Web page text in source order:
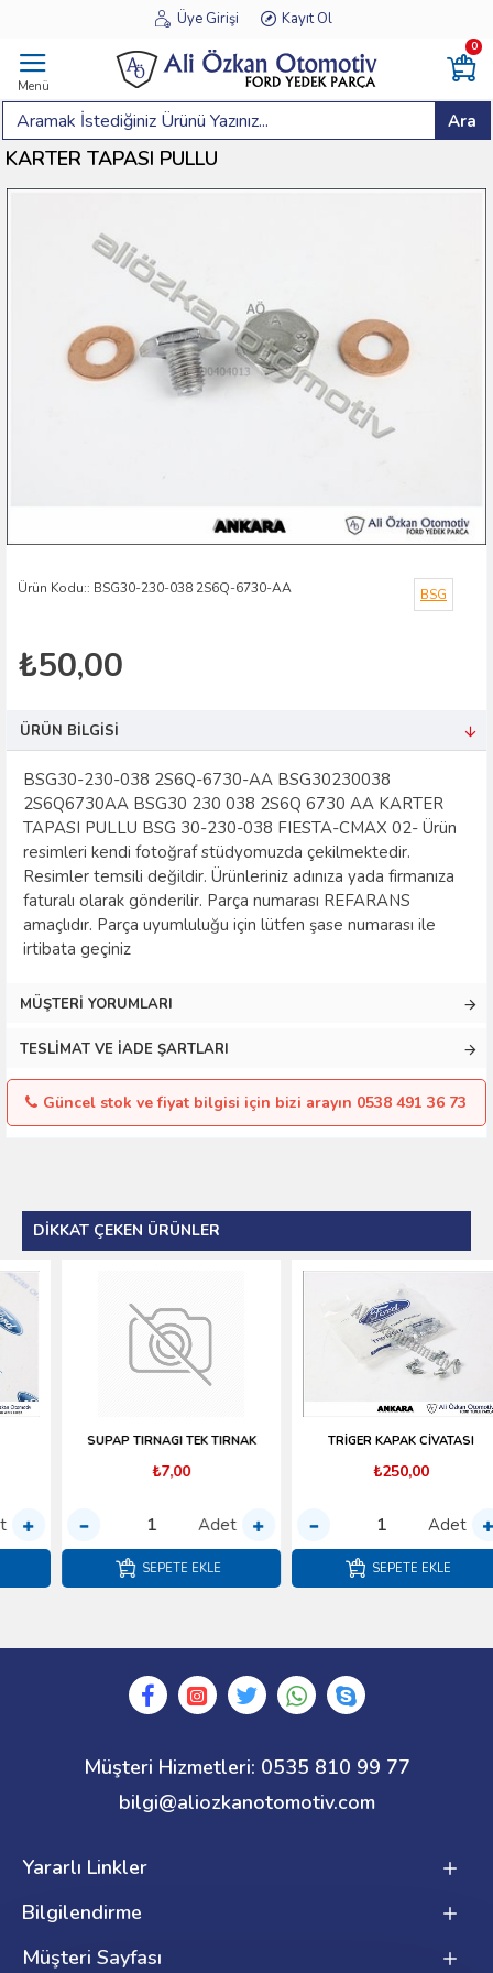
Üye Girişi Kayıt Ol
Menü
0
Ara
KARTER TAPASI PULLU
Ürün Kodu:: BSG30-230-038 2S6Q-6730-AA BSG
₺50,00
ÜRÜN BILGISI
BSG30-230-038 2S6Q-6730-AA BSG30230038
2S6Q6730AA BSG30 230 038 2S6Q 6730 AA KARTER
TAPASI PULLU BSG 30-230-038 FIESTA-CMAX 02- Ürün
resimleri kendi fotoğraf stüdyomuzda çekilmektedir.
Resimler temsili değildir. Ürünleriniz adınıza yada firmanıza
faturalı olarak gönderilir. Parça numarası REFARANS
amaçlıdır. Parça uyumluluğu için lütfen şase numarası ile
irtibata geçiniz
MÜŞTERI YORUMLARI
TESLIMAT VE İADE ŞARTLARI
Güncel stok ve fiyat bilgisi için bizi arayın 0538 491 36 73
DIKKAT ÇEKEN ÜRÜNLER
SUPAP TIRNAGI TEK TIRNAK
₺7,00
Adet
SEPETE EKLE
TRİGER KAPAK CİVATASI
₺250,00
Adet
SEPETE EKLE
Müşteri Hizmetleri: 0535 810 99 77
bilgi@aliozkanotomotiv.com
Yararlı Linkler
Bilgilendirme
Müşteri Sayfası